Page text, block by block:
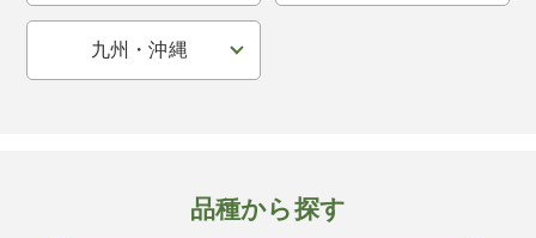
九州・沖縄
品種から探す